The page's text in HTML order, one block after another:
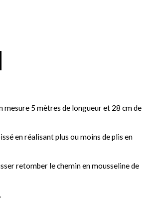
mesure 5 mètres de longueur et 28 cm de
en réalisant plus ou moins de plis en
retomber le chemin en mousseline de